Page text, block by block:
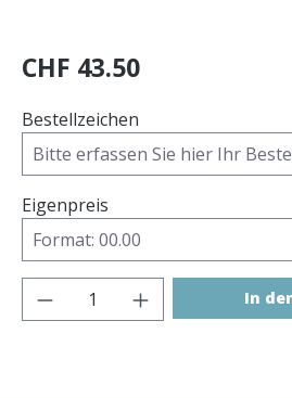
CHF 43.50
Bestellzeichen
Eigenpreis
Produkt Anzahl: Gib
In